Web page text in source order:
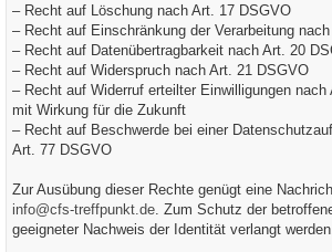
– Recht auf Löschung nach Art. 17 DSGVO
– Recht auf Einschränkung der Verarbeitung
– Recht auf Datenübertragbarkeit nach Art. 20
– Recht auf Widerspruch nach Art. 21 DSGVO
– Recht auf Widerruf erteilter Einwilligungen
mit Wirkung für die Zukunft
– Recht auf Beschwerde bei einer
Art. 77 DSGVO
Zur Ausübung dieser Rechte genügt eine
info@cfs-treffpunkt.de. Zum Schutz der
geeigneter Nachweis der Identität verlangt